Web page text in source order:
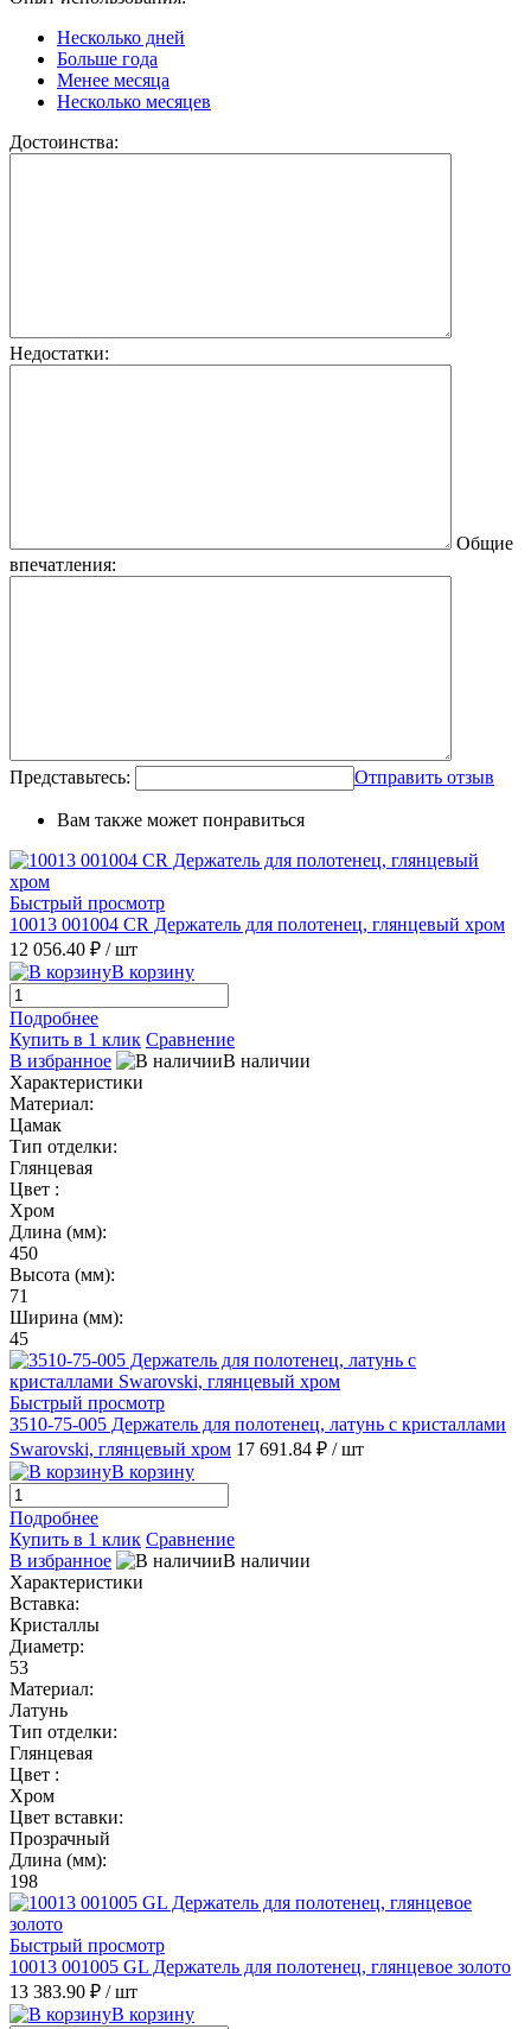
Несколько дней
Больше года
Менее месяца
Несколько месяцев
Достоинства:
Недостатки:
Общие
впечатления:
Представьтесь: Отправить отзыв
Вам также может понравиться
Быстрый просмотр
10013 001004 CR Держатель для полотенец, глянцевый хром
12 056.40 ₽ / шт
В корзину
Подробнее
Купить в 1 клик Сравнение
В избранное
В наличии
Характеристики
Материал:
Цамак
Тип отделки:
Глянцевая
Цвет :
Хром
Длина (мм):
450
Высота (мм):
71
Ширина (мм):
45
Быстрый просмотр
3510-75-005 Держатель для полотенец, латунь с кристаллами
Swarovski, глянцевый хром 17 691.84 ₽ / шт
В корзину
Подробнее
Купить в 1 клик Сравнение
В избранное
В наличии
Характеристики
Вставка:
Кристаллы
Диаметр:
53
Материал:
Латунь
Тип отделки:
Глянцевая
Цвет :
Хром
Цвет вставки:
Прозрачный
Длина (мм):
198
Быстрый просмотр
10013 001005 GL Держатель для полотенец, глянцевое золото
13 383.90 ₽ / шт
В корзину